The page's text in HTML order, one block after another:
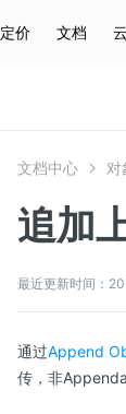
定价 文档
文档中心 对
追加
最近更新时间：
通过Append
传，非